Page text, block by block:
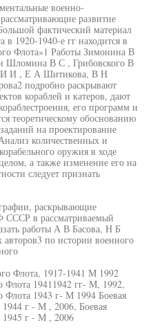
военно-
развитие
фактический материал
в 1920-1940-е гг находится в
Флота»1 Работы Зимонина В
Шломина В С , Грибовского В
И И , Е А Шитикова, В Н
подробно раскрывают
кораблей и катеров, дают
его программ и
теоретическому обоснованию
на проектирование
количественных и
оружия в ходе
а также изменение его на
следует признать
раскрывающие
СССР в рассматриваемый
работы А В Басова, Н Б
по истории военного
Флота, 1917-1941 М 1992
Флота 19411942 гг- М, 1992,
Флота 1943 г- М 1994 Боевая
г - М , 2006, Боевая
1945 г - М , 2006